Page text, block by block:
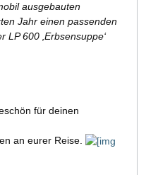
ausgebauten
Jahr einen passenden
600 ‚Erbsensuppe‘
für deinen
an eurer Reise.